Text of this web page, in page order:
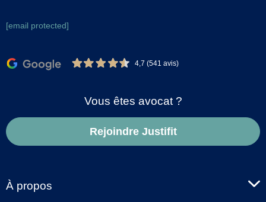
[email protected]
4,7 (541 avis)
Vous êtes avocat ?
Rejoindre Justifit
À propos